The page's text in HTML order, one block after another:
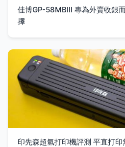
佳博GP-58MBIII 專為外賣收銀
擇
印先森超氫打印機評測 平直打